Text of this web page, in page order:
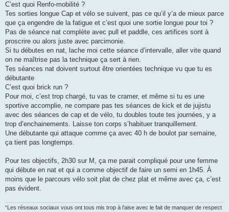
C’est quoi Renfo-mobilité ?
Tes sorties longue Cap et vélo se suivent, pas ce qu’il y’a de mieux parce
que ça engendre de la fatigue et c’est quoi une sortie longue pour toi ?
Pas de séance nat complète avec pull et paddle, ces artifices sont à
proscrire ou alors juste avec parcimonie.
Si tu débutes en nat, lache moi cette séance d’intervalle, aller vite quand
on ne maîtrise pas la technique ça sert à rien.
Tes séances nat doivent surtout être orientées technique vu que tu es
débutante
C’est quoi brick run ?
Pour moi, c’est trop chargé, tu vas te cramer, et même si tu es une
sportive accomplie, ne compare pas tes séances de kick et de jujistu
avec des séances de cap et de vélo, tu doubles toute tes journées, y a
trop d’enchainements. Laisse ton corps s’habituer tranquillement.
Une débutante qui attaque comme ça avec 40 h de boulot par semaine,
ça tient pas longtemps.
Pour tes objectifs, 2h30 sur M, ça me parait compliqué pour une femme
qui débute en nat et qui a comme objectif de faire un semi en 1h45. À
moins que le parcours vélo soit plat de chez plat et même avec ça, c’est
pas évident.
“Les réseaux sociaux vous ont tous mis trop à l’aise avec le fait de manquer de respect